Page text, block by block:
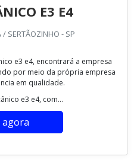
E3 E4
/ SERTÃOZINHO - SP
e3 e4, encontrará a empresa
por meio da própria empresa
em qualidade.
e3 e4, com...